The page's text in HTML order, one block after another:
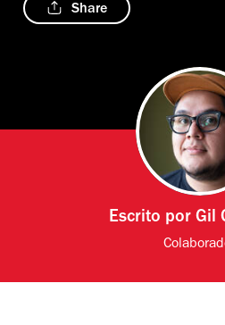
Share
Escrito por Gil